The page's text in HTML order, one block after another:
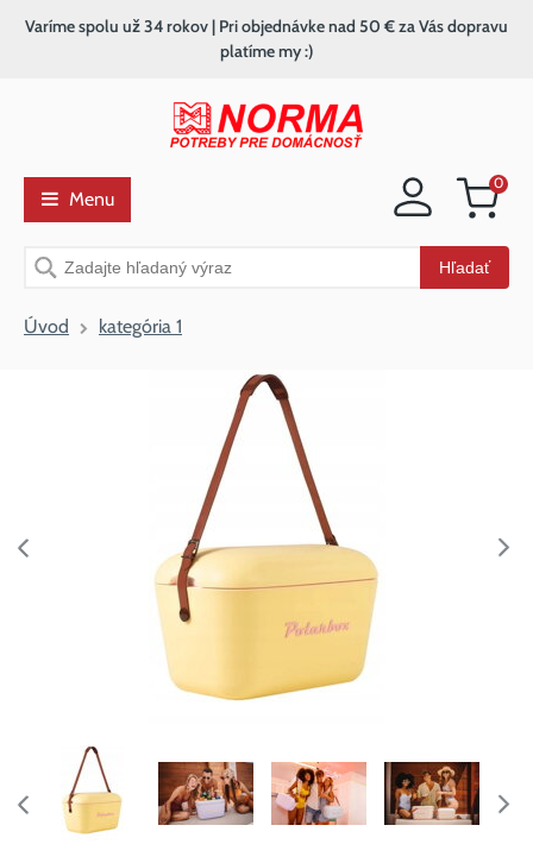
Nákupný
0
Vyhľadávanie Hľadať
Varíme spolu už 34 rokov | Pri objednávke nad 50 € za Vás dopravu
platíme my :)
Menu
Úvod kategória 1